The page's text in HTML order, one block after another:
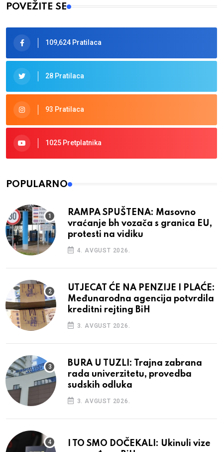
POVEŽITE SE
109,624 Pratilaca
28 Pratilaca
93 Pratilaca
1025 Pretplatnika
POPULARNO
RAMPA SPUŠTENA: Masovno
vraćanje bh vozača s granica EU,
protesti na vidiku
4. AVGUST 2026.
UTJECAT ĆE NA PENZIJE I PLAĆE:
Međunarodna agencija potvrdila
kreditni rejting BiH
3. AVGUST 2026.
BURA U TUZLI: Trajna zabrana
rada univerzitetu, provedba
sudskih odluka
3. AVGUST 2026.
I TO SMO DOČEKALI: Ukinuli vize